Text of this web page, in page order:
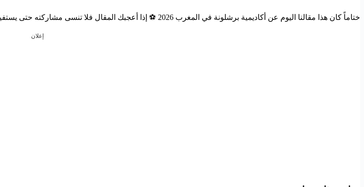
ختاماً كان هذا مقالنا اليوم عن أكاديمية برشلونة في المغرب 2026 ⚽ إذا أعجبك المقال فلا تنسى مشاركته حتى يستفيد منه الآخرون.
إعلان